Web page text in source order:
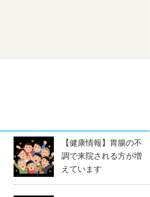
【健康情報】胃腸の不
調で来院される方が増
えています